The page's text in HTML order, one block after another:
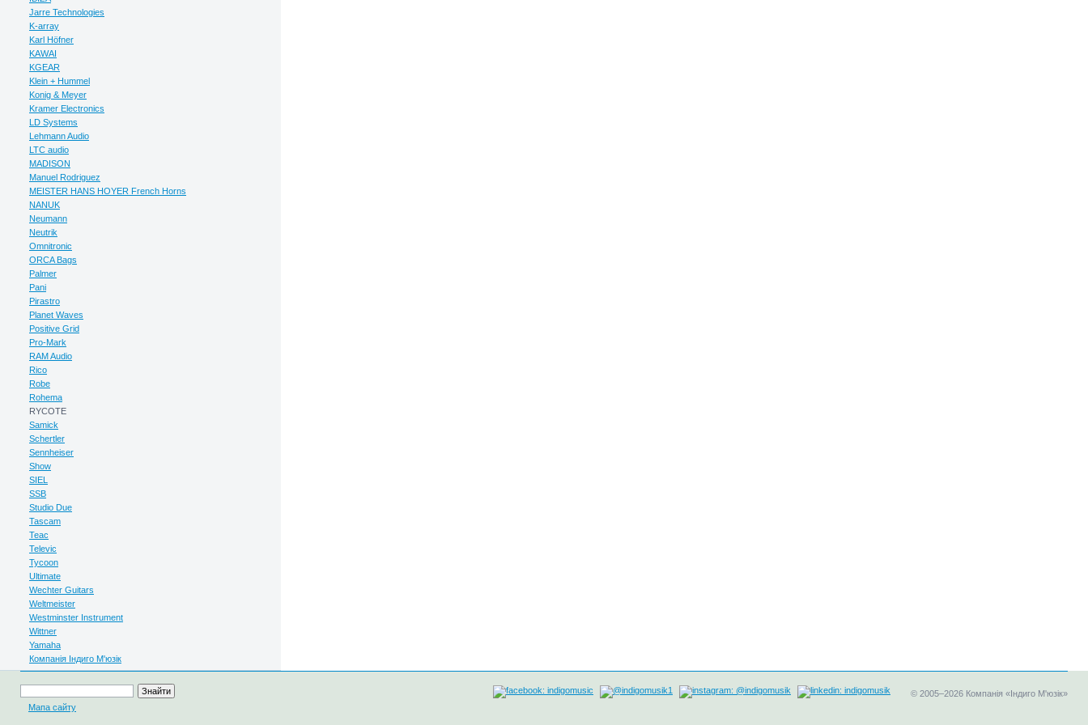
Jarre Technologies
K-array
Karl Höfner
KAWAI
KGEAR
Klein + Hummel
Konig & Meyer
Kramer Electronics
LD Systems
Lehmann Audio
LTC audio
MADISON
Manuel Rodriguez
MEISTER HANS HOYER French Horns
NANUK
Neumann
Neutrik
Omnitronic
ORCA Bags
Palmer
Pani
Pirastro
Planet Waves
Positive Grid
Pro-Mark
RAM Audio
Rico
Robe
Rohema
RYCOTE
Samick
Schertler
Sennheiser
Show
SIEL
SSB
Studio Due
Tascam
Teac
Televic
Tycoon
Ultimate
Wechter Guitars
Weltmeister
Westminster Instrument
Wittner
Yamaha
Компанія Індиго М'юзік
Мапа сайту
© 2005–2026 Компанія «Індиго М'юзік»